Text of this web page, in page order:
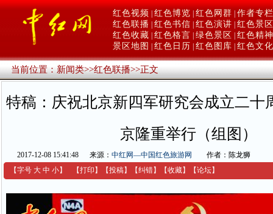
红色视频 红色博览 红色网群 作者专栏
红色联播 红色书信 红色演讲 红色景区
红色收藏 红色格言 绿色景区
红色精神
景区地图
红色日历 红色图库 红色文化
当前位置：新闻类>>红色联播>>正文
特稿：庆祝北京新四军研究会成立二十
京隆重举行（组图）
2017-12-08 15:41:48 来源： 中红网—中国红色旅游网
作者：陈龙狮
【字号 大 中 小】 【打印 】 【投稿】 【纠错】 【收藏】 【论坛】